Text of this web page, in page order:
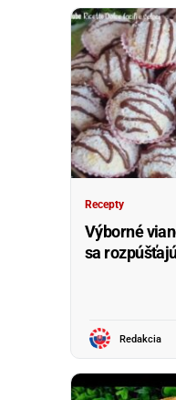
Recepty
Výborné
sa
Redakcia